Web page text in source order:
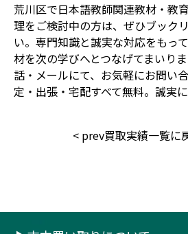
荒川区で日本語教師関連教材・教
理をご検討中の方は、ぜひブック
い。専門知識と誠実な対応をもっ
材を次の学びへとつなげてまいり
話・メールにて、お気軽にお問い
定・出張・宅配すべて無料。誠実
< prev買取実績一覧に